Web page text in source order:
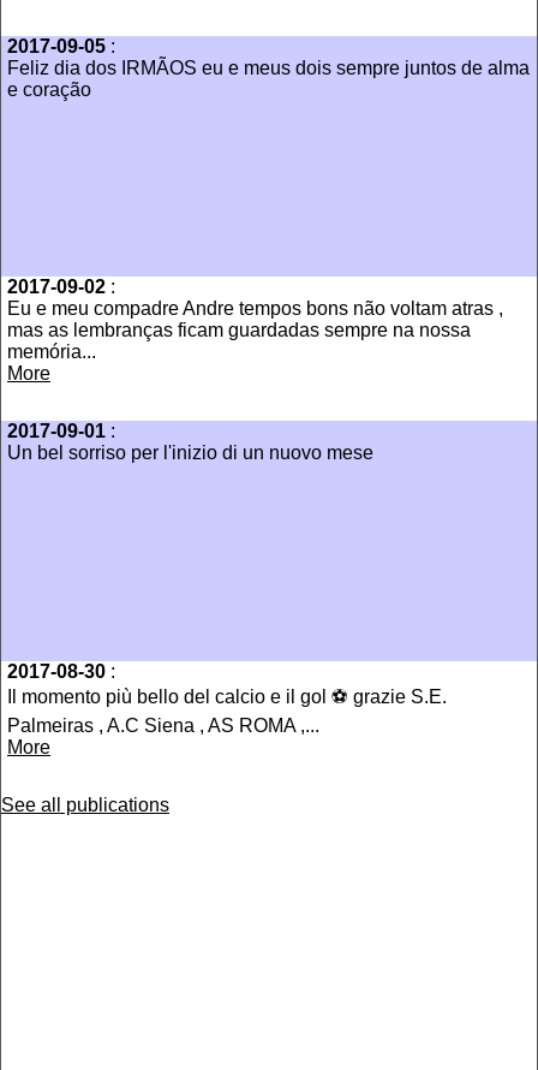
2017-09-05 :
Feliz dia dos IRMÃOS eu e meus dois sempre juntos de alma
e coração
2017-09-02 :
Eu e meu compadre Andre tempos bons não voltam atras ,
mas as lembranças ficam guardadas sempre na nossa
memória...
More
2017-09-01 :
Un bel sorriso per l'inizio di un nuovo mese
2017-08-30 :
Il momento più bello del calcio e il gol ⚽️ grazie S.E.
Palmeiras , A.C Siena , AS ROMA ,...
More
See all publications